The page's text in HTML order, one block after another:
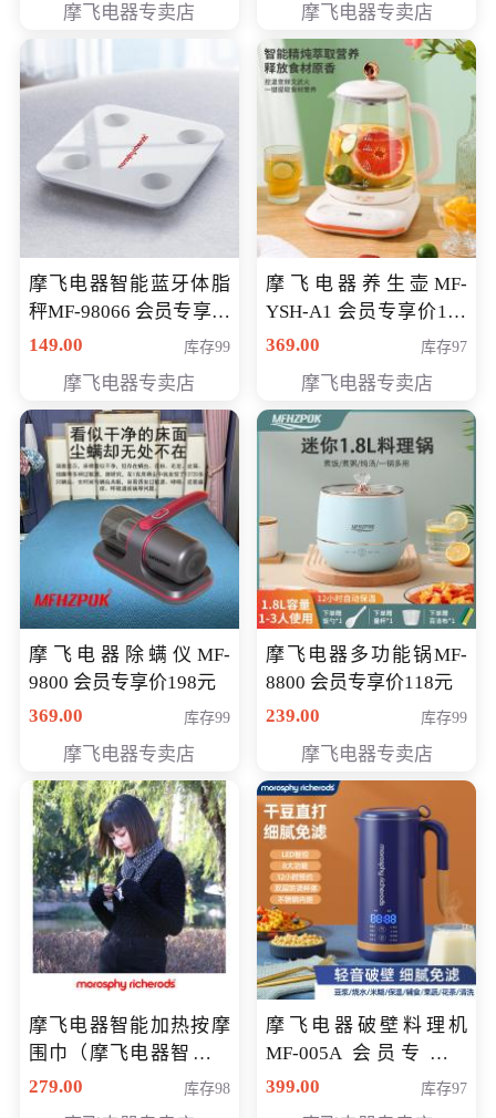
摩飞电器专卖店 摩飞电器专卖店
摩飞电器智能蓝牙体脂
秤MF-98066 会员专享价
98元
149.00 库存99
摩飞电器专卖店
摩飞电器养生壶MF-
YSH-A1 会员专享价198
元
369.00 库存97
摩飞电器专卖店
摩飞电器除螨仪MF-
9800 会员专享价198元
369.00
库存99
摩飞电器专卖店
摩飞电器多功能锅MF-
8800 会员专享价118元
239.00
库存99
摩飞电器专卖店
摩飞电器智能加热按摩
围巾（摩飞电器智能加
热按摩围脖） 会员专享
279.00 库存98
摩飞电器破壁料理机
MF-005A 会员专享价
198元
399.00 库存97